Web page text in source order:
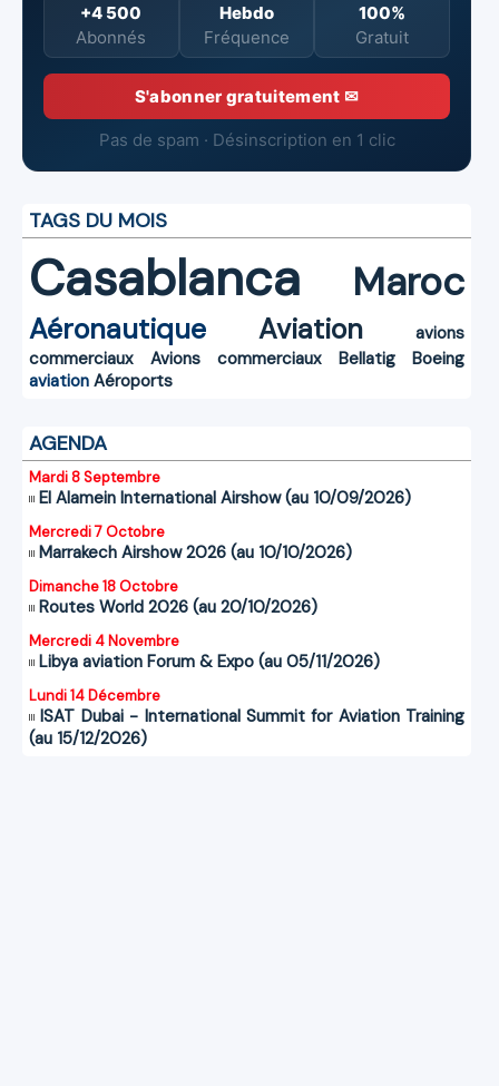
+4 500
Abonnés
Hebdo
Fréquence
100%
Gratuit
S'abonner gratuitement ✉
Pas de spam · Désinscription en 1 clic
TAGS DU MOIS
Casablanca Maroc
Aéronautique Aviation
avions
commerciaux
Avions commerciaux Bellatig
Boeing
aviation Aéroports
AGENDA
Mardi 8 Septembre
El Alamein International Airshow (au 10/09/2026)
Mercredi 7 Octobre
Marrakech Airshow 2026 (au 10/10/2026)
Dimanche 18 Octobre
Routes World 2026 (au 20/10/2026)
Mercredi 4 Novembre
Libya aviation Forum & Expo (au 05/11/2026)
Lundi 14 Décembre
ISAT Dubai - International Summit for Aviation Training
(au 15/12/2026)